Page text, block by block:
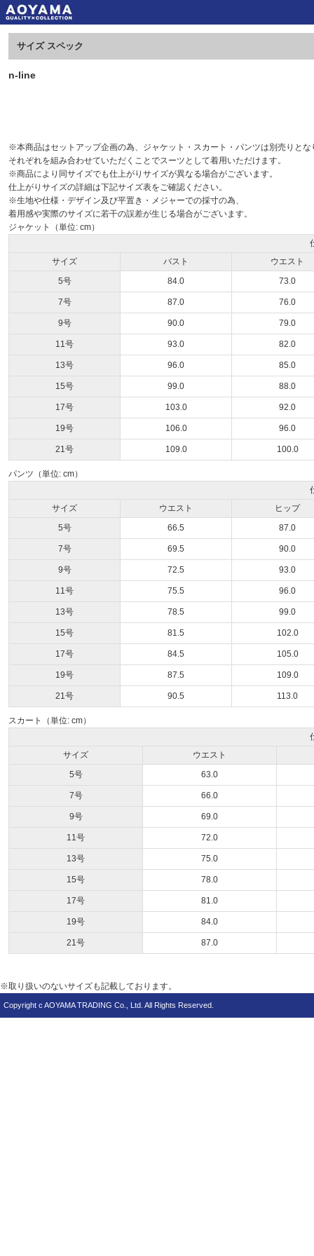
サイズ スペック
n-line
※本商品はセットアップ企画の為、ジャケット・スカート・パンツは別売りとな
それぞれを組み合わせていただくことでスーツとして着用いただけます。
※商品により同サイズでも仕上がりサイズが異なる場合がございます。
仕上がりサイズの詳細は下記サイズ表をご確認ください。
※生地や仕様・デザイン及び平置き・メジャーでの採寸の為、
着用感や実際のサイズに若干の誤差が生じる場合がございます。
ジャケット（単位: cm）
サイズ
バスト
ウエスト
5号
84.0 73.0
7号 87.0 76.0
9号 90.0 79.0
11号 93.0 82.0
13号 96.0 85.0
15号 99.0 88.0
17号 103.0 92.0
19号 106.0 96.0
21号 109.0 100.0
パンツ（単位: cm）
サイズ
ウエスト
ヒップ
5号
66.5 87.0
7号 69.5 90.0
9号 72.5 93.0
11号 75.5 96.0
13号 78.5 99.0
15号 81.5 102.0
17号 84.5 105.0
19号 87.5 109.0
21号 90.5 113.0
スカート（単位: cm）
サイズ
ウエスト
5号
63.0
7号 66.0
9号 69.0
11号 72.0
13号 75.0
15号 78.0
17号 81.0
19号 84.0
21号 87.0
※取り扱いのないサイズも記載しております。
Copyright c AOYAMA TRADING Co., Ltd. All Rights Reserved.